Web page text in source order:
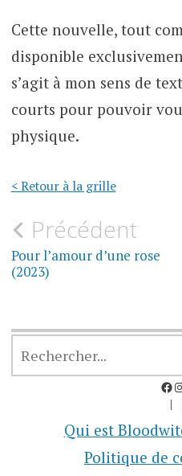
Cette nouvelle, tout
disponible
s’agit à mon sens de
courts pour pouvoir
physique.
< Retour à la grille
Navigation
de
Précédent
Pour l’amour d’une rose
(2023)
Qui est
Politique de